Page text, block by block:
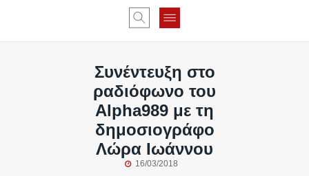
Συνέντευξη στο
ραδιόφωνο του
Alpha989 με τη
δημοσιογράφο
Λώρα Ιωάννου
16/03/2018